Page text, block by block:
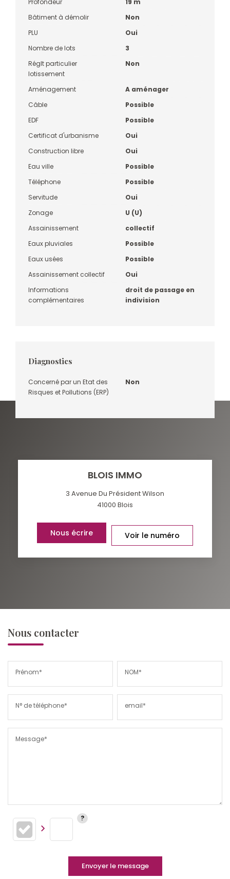
Bâtiment à démolir
Non
PLU
Oui
Nombre de lots
3
Réglt particulier
lotissement
Non
Aménagement
A aménager
Câble
Possible
EDF
Possible
Certificat d'urbanisme
Oui
Construction libre
Oui
Eau ville
Possible
Téléphone
Possible
Servitude
Oui
Zonage
U (U)
Assainissement
collectif
Eaux pluviales
Possible
Eaux usées
Possible
Assainissement collectif
Oui
Informations
complémentaires
droit de passage en
indivision
Diagnostics
Concerné par un Etat des
Risques et Pollutions (ERP)
Non
BLOIS IMMO
3 Avenue Du Président Wilson
41000 Blois
Nous écrire Voir le numéro
Nous contacter
Prénom* NOM*
N° de téléphone* email*
Message*
Envoyer le message